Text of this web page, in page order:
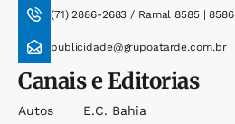
(71) 2886-2683 / Ramal 8585 | 8586
publicidade@grupoatarde.com.br
Canais e Editorias
Autos
E.c. Bahia